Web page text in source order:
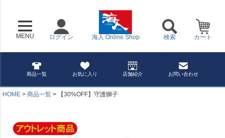
MENU 海人 Online Shop
ログイン 検索 カート
商品一覧 お気に入り 店舗紹介 お問い合わせ
HOME 商品一覧 【30%OFF】守護獅子